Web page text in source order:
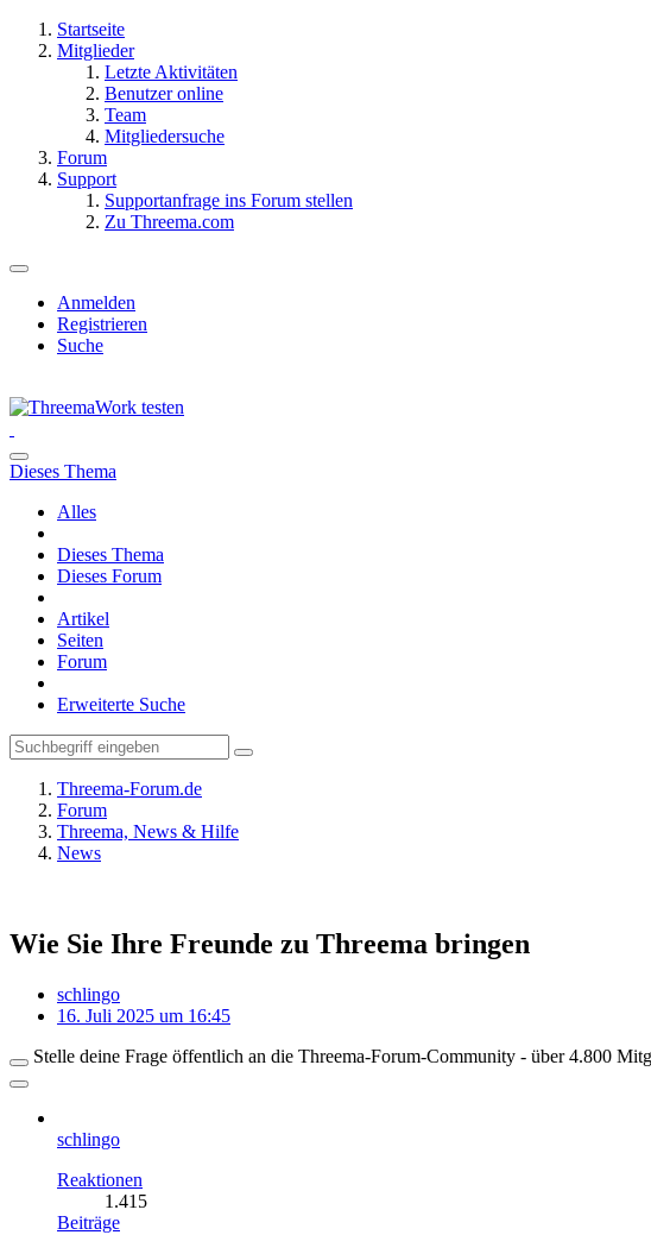
Startseite
Mitglieder
Letzte Aktivitäten
Benutzer online
Team
Mitgliedersuche
Forum
Support
Supportanfrage ins Forum stellen
Zu Threema.com
Anmelden
Registrieren
Suche
Dieses Thema
Alles
Dieses Thema
Dieses Forum
Artikel
Seiten
Forum
Erweiterte Suche
Threema-Forum.de
Forum
Threema, News & Hilfe
News
Wie Sie Ihre Freunde zu Threema bringen
schlingo
16. Juli 2025 um 16:45
Stelle deine Frage öffentlich an die Threema-Forum-Community - über 4.800
schlingo
Reaktionen
1.415
Beiträge